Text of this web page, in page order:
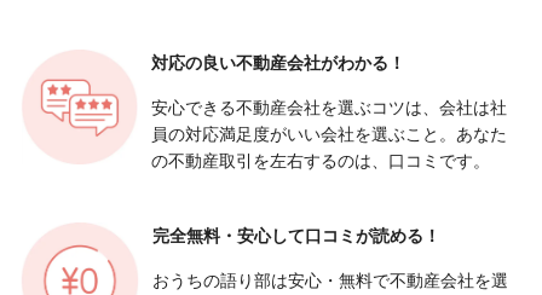
対応の良い不動産会社がわかる！
安心できる不動産会社を選ぶコツは、会社は社
員の対応満足度がいい会社を選ぶこと。あなた
の不動産取引を左右するのは、口コミです。
完全無料・安心して口コミが読める！
おうちの語り部は安心・無料で不動産会社を選